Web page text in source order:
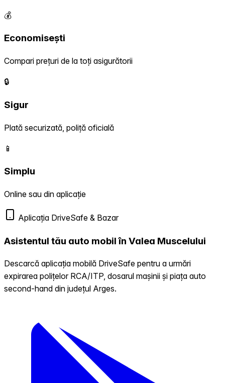
💰
Economisești
Compari prețuri de la toți asigurătorii
🔒
Sigur
Plată securizată, poliță oficială
📱
Simplu
Online sau din aplicație
Aplicația DriveSafe & Bazar
Asistentul tău auto mobil în Valea Muscelului
Descarcă aplicația mobilă DriveSafe pentru a urmări
expirarea polițelor RCA/ITP, dosarul mașinii și piața auto
second-hand din județul Arges.